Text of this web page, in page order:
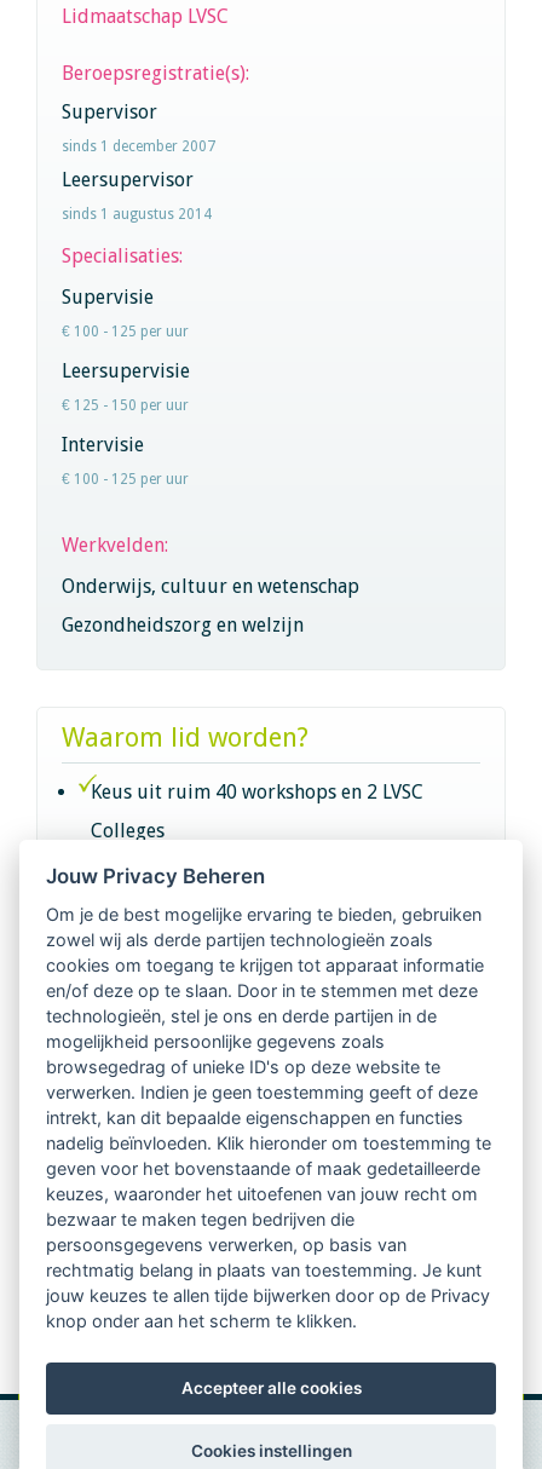
Lidmaatschap LVSC
Beroepsregistratie(s):
Supervisor
sinds 1 december 2007
Leersupervisor
sinds 1 augustus 2014
Specialisaties:
Supervisie
€ 100 - 125 per uur
Leersupervisie
€ 125 - 150 per uur
Intervisie
€ 100 - 125 per uur
Werkvelden:
Onderwijs, cultuur en wetenschap
Gezondheidszorg en welzijn
Waarom lid worden?
Keus uit ruim 40 workshops en 2 LVSC
Colleges
Intervisie met geregistreerde vakgenoten
Netwerk van 2100 professionals in 14
regio's
Vindbaar voor opdrachtgevers
Tijdschrift voor
Begeleidingskunde & kennisbank
Beroepsregistratie (LVSC keurmerk)
Lid worden van LVSC
Jouw Privacy Beheren
Om je de best mogelijke ervaring te bieden, gebruiken
zowel wij als derde partijen technologieën zoals
cookies om toegang te krijgen tot apparaat informatie
en/of deze op te slaan. Door in te stemmen met deze
technologieën, stel je ons en derde partijen in de
mogelijkheid persoonlijke gegevens zoals
browsegedrag of unieke ID's op deze website te
verwerken. Indien je geen toestemming geeft of deze
intrekt, kan dit bepaalde eigenschappen en functies
nadelig beïnvloeden. Klik hieronder om toestemming te
geven voor het bovenstaande of maak gedetailleerde
keuzes, waaronder het uitoefenen van jouw recht om
bezwaar te maken tegen bedrijven die
persoonsgegevens verwerken, op basis van
rechtmatig belang in plaats van toestemming. Je kunt
jouw keuzes te allen tijde bijwerken door op de Privacy
knop onder aan het scherm te klikken.
Accepteer alle cookies
Cookies instellingen